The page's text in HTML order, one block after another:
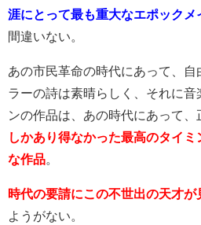
涯にとって最も重大なエポックメ
間違いない。
あの市民革命の時代にあって、
ラーの詩は素晴らしく、それに音
ンの作品は、あの時代にあって、
しかあり得なかった最高のタイ
な作品
時代の要請にこの不世出の天才が
ようがない。